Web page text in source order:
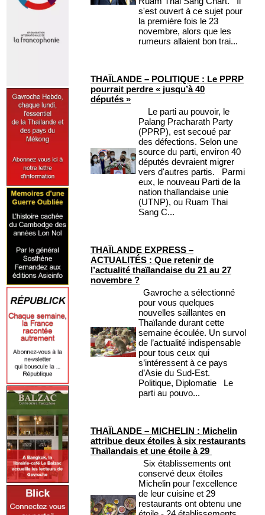
s'est ouvert à ce sujet pour
la première fois le 23
novembre, alors que les
rumeurs allaient bon trai...
THAÏLANDE – POLITIQUE : Le PPRP
pourrait perdre « jusqu’à 40
députés »
Le parti au pouvoir, le
Palang Pracharath Party
(PPRP), est secoué par
des défections. Selon une
source du parti, environ 40
députés devraient migrer
vers d'autres partis. Parmi
eux, le nouveau Parti de la
nation thaïlandaise unie
(UTNP), ou Ruam Thai
Sang C...
THAÏLANDE EXPRESS –
ACTUALITÉS : Que retenir de
l’actualité thaïlandaise du 21 au 27
novembre ?
Gavroche a sélectionné
pour vous quelques
nouvelles saillantes en
Thaïlande durant cette
semaine écoulée. Un survol
de l’actualité indispensable
pour tous ceux qui
s’intéressent à ce pays
d’Asie du Sud-Est.
Politique, Diplomatie Le
parti au pouvo...
THAÏLANDE – MICHELIN : Michelin
attribue deux étoiles à six restaurants
Thaïlandais et une étoile à 29
Six établissements ont
conservé deux étoiles
Michelin pour l'excellence
de leur cuisine et 29
restaurants ont obtenu une